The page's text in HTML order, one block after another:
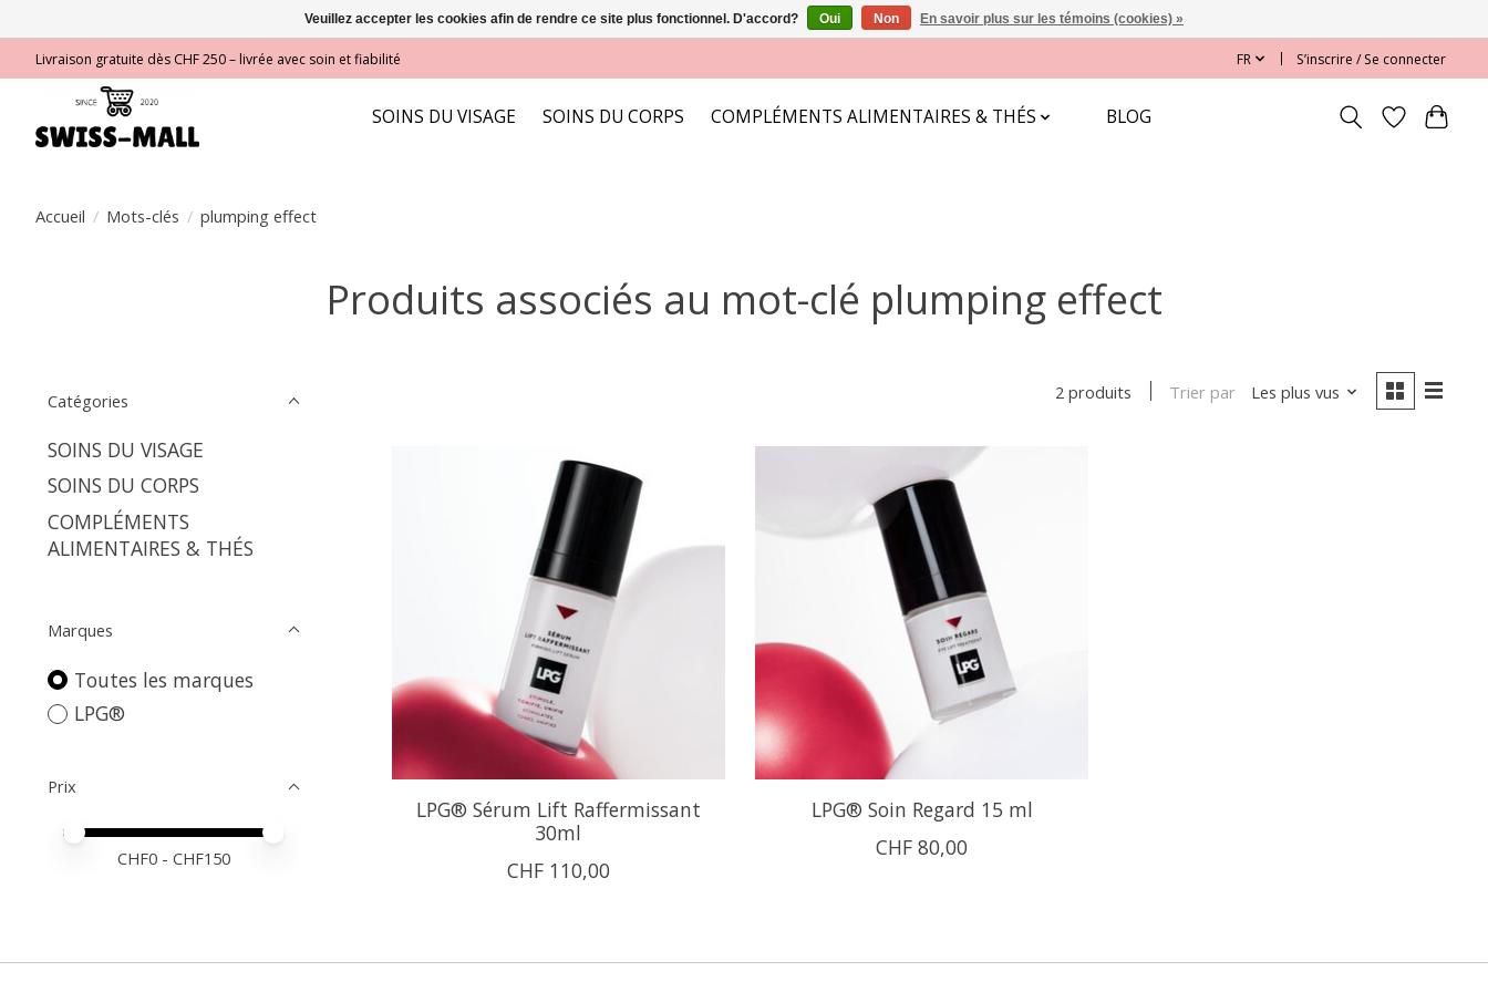
Livraison gratuite dès CHF 250 – livrée avec soin et fiabilité FR S’inscrire / Se connecter
SOINS DU VISAGE SOINS DU CORPS COMPLÉMENTS ALIMENTAIRES & THÉS BLOG
Accueil / Mots-clés / plumping effect
Produits associés au mot-clé plumping effect
Catégories
SOINS DU VISAGE
SOINS DU CORPS
COMPLÉMENTS
ALIMENTAIRES & THÉS
Marques
Toutes les marques
LPG®
Prix
Prix minimum
Price maximum value
CHF0 - CHF150
2 produits Trier par Les plus vus
LPG® Sérum Lift Raffermissant
30ml
CHF 110,00
LPG® Soin Regard 15 ml
CHF 80,00
Veuillez accepter les cookies afin de rendre ce site plus fonctionnel. D'accord? Oui Non En savoir plus sur les témoins (cookies) »